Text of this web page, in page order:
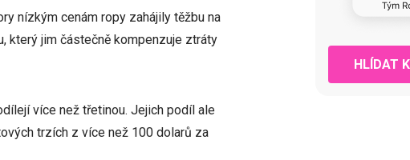
nízkým cenám ropy zahájily těžbu na
který jim částečně kompenzuje ztráty
více než třetinou. Jejich podíl ale
trzích z více než 100 dolarů za
HLÍDAT